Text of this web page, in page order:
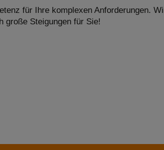
für Ihre komplexen Anforderungen.
große Steigungen für Sie!